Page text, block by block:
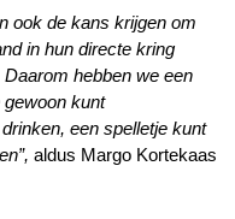
ook de kans krijgen om
in hun directe kring
hebben we een
kunt
een spelletje kunt
aldus Margo Kortekaas